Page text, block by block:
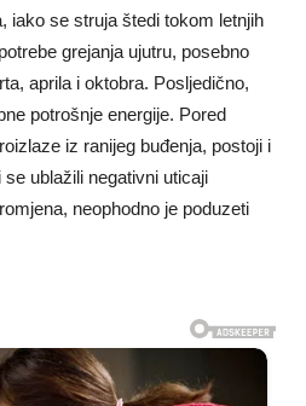
iako se struja štedi tokom letnjih
grejanja ujutru, posebno
aprila i oktobra. Posljedično,
potrošnje energije. Pored
iz ranijeg buđenja, postoji i
ublažili negativni uticaji
neophodno je poduzeti